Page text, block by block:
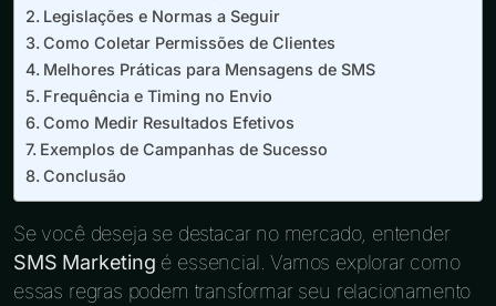
Legislações e Normas a Seguir
Como Coletar Permissões de Clientes
Melhores Práticas para Mensagens de SMS
Frequência e Timing no Envio
Como Medir Resultados Efetivos
Exemplos de Campanhas de Sucesso
Conclusão
Se você deseja se destacar no mercado, entender
SMS Marketing é essencial. Vamos explorar como
essas regras podem transformar seu relacionamento